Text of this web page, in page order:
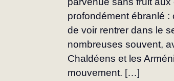
profondément ébranlé
de voir rentrer dans le
nombreuses souvent,
Chaldéens et les
mouvement. […]